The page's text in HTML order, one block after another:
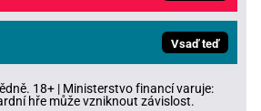
Vsaď teď
18+ | Ministerstvo financí varuje:
hře může vzniknout závislost.